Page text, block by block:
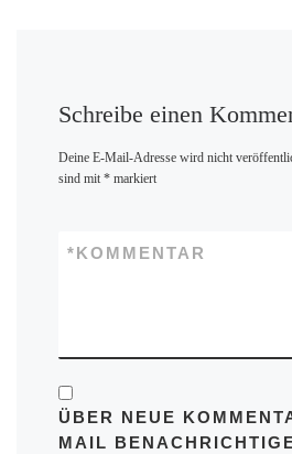
Schreibe einen
Deine E-Mail-Adresse wird nicht
sind mit *markiert
KOMMENTAR
*
ÜBER NEUE
MAIL